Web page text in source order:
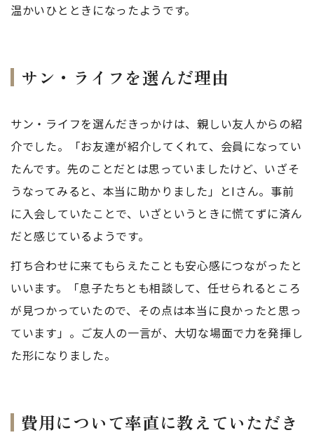
温かいひとときになったようです。
サン・ライフを選んだ理由
サン・ライフを選んだきっかけは、親しい友人からの紹
介でした。「お友達が紹介してくれて、会員になってい
たんです。先のことだとは思っていましたけど、いざそ
うなってみると、本当に助かりました」とIさん。事前
に入会していたことで、いざというときに慌てずに済ん
だと感じているようです。
打ち合わせに来てもらえたことも安心感につながったと
いいます。「息子たちとも相談して、任せられるところ
が見つかっていたので、その点は本当に良かったと思っ
ています」。ご友人の一言が、大切な場面で力を発揮し
た形になりました。
費用について率直に教えていただき